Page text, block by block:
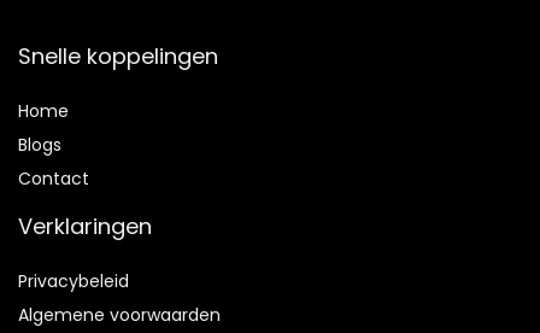
Snelle koppelingen
Home
Blogs
Contact
Verklaringen
Privacybeleid
Algemene voorwaarden